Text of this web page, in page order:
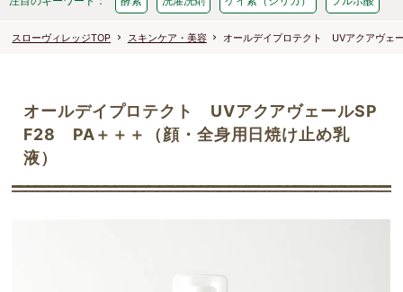
スローヴィレッジTOP スキンケア・美容 オールデイプロテクト UVアクアヴェ
オールデイプロテクト UVアクアヴェールSP
F28 PA＋＋＋（顔・全身用日焼け止め乳
液）